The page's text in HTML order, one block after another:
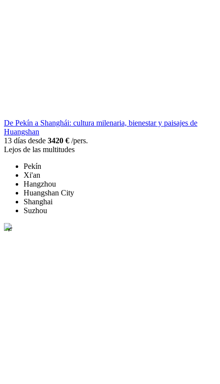
De Pekín a Shanghái: cultura milenaria, bienestar y paisajes de
Huangshan
13 días desde 3420 € /pers.
Lejos de las multitudes
Pekín
Xi'an
Hangzhou
Huangshan City
Shanghai
Suzhou